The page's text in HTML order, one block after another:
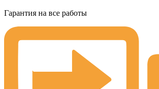
Гарантия на все работы